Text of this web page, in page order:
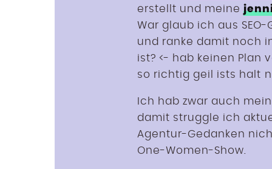
erstellt und meine
War glaub ich aus
und ranke damit noch
ist? <- hab keinen Plan
so richtig geil ists halt
Ich hab zwar auch
damit struggle ich
Agentur-Gedanken
One-Women-Show.